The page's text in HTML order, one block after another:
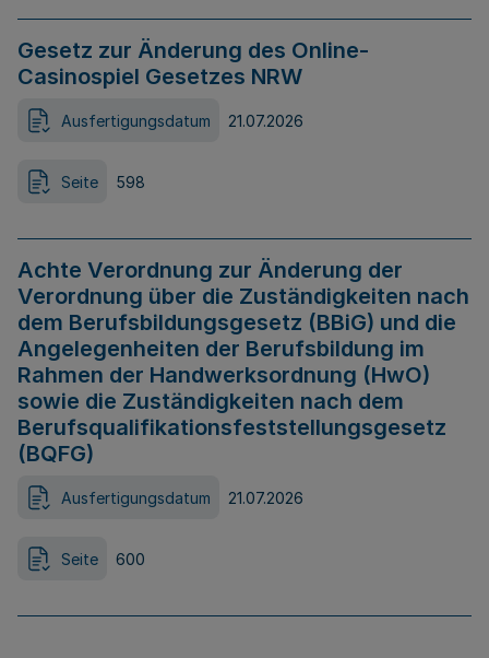
Gesetz zur Änderung des Online-
Casinospiel Gesetzes NRW
Ausfertigungsdatum 21.07.2026
Seite 598
Achte Verordnung zur Änderung der
Verordnung über die Zuständigkeiten nach
dem Berufsbildungsgesetz (BBiG) und die
Angelegenheiten der Berufsbildung im
Rahmen der Handwerksordnung (HwO)
sowie die Zuständigkeiten nach dem
Berufsqualifikationsfeststellungsgesetz
(BQFG)
Ausfertigungsdatum 21.07.2026
Seite 600